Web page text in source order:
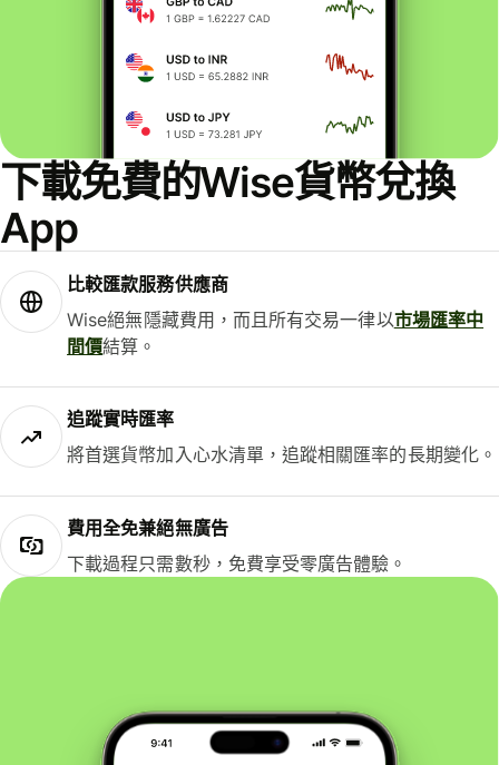
下載免費的Wise貨幣兌換
App
比較匯款服務供應商
Wise絕無隱藏費用，而且所有交易一律以市場匯率中
間價結算。
追蹤實時匯率
將首選貨幣加入心水清單，追蹤相關匯率的長期變化。
費用全免兼絕無廣告
下載過程只需數秒，免費享受零廣告體驗。